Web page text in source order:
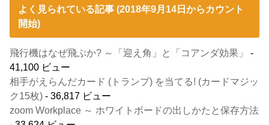
よく見られている記事 (2018年9月14日からカウント
開始)
飛行機はなぜ飛ぶか? ～「迎え角」と「コアンダ効果」
-
41,100 ビュー
相手がえらんだカード (トランプ) を当てる! (カードマジッ
ク15枚) - 36,817 ビュー
zoom Workplace ～ ホワイトボードの出しかたと保存方法